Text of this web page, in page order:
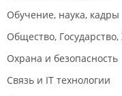
Обучение, наука, кадры
Общество,
Охрана и безопасность
Связь и IT технологии